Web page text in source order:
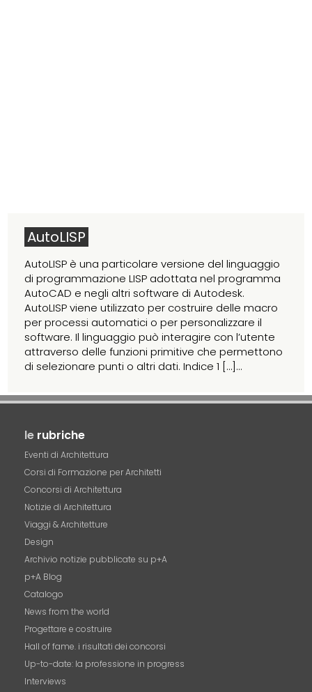
AutoLISP
AutoLISP è una particolare versione del linguaggio
di programmazione LISP adottata nel programma
AutoCAD e negli altri software di Autodesk.
AutoLISP viene utilizzato per costruire delle macro
per processi automatici o per personalizzare il
software. Il linguaggio può interagire con l’utente
attraverso delle funzioni primitive che permettono
di selezionare punti o altri dati. Indice 1 […]...
le rubriche
Eventi di Architettura
Corsi di Formazione per Architetti
Concorsi di Architettura
Notizie di Architettura
Viaggi & Architetture
Design
Archivio notizie pubblicate su p+A
p+A Blog
Catalogo
News from the world
Progettare e costruire
Hall of fame. i risultati dei concorsi
Up-to-date: la professione in progress
Interviews